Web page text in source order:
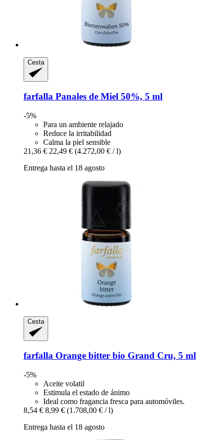
Cesta
farfalla Panales de Miel 50%, 5 ml
-5%
Para un ambiente relajado
Reduce la irritabilidad
Calma la piel sensible
21,36 € 22,49 € (4.272,00 € / l)
Entrega hasta el 18 agosto
Cesta
farfalla Orange bitter bio Grand Cru, 5 ml
-5%
Aceite volatil
Estimula el estado de ánimo
Ideal como fragancia fresca para automóviles.
8,54 € 8,99 € (1.708,00 € / l)
Entrega hasta el 18 agosto